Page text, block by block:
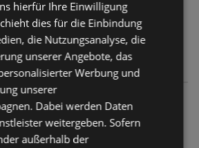
hierfür Ihre Einwilligung
dies für die Einbindung
die Nutzungsanalyse, die
unserer Angebote, das
Werbung und
unserer
Dabei werden Daten
weitergeben. Sofern
außerhalb der